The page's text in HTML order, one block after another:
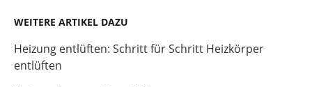
WEITERE ARTIKEL DAZU
Heizung entlüften: Schritt für Schritt Heizkörper
entlüften